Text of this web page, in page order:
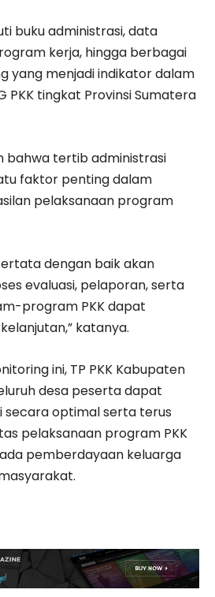
buku administrasi, data
kerja, hingga berbagai
yang menjadi indikator dalam
PKK tingkat Provinsi Sumatera
bahwa tertib administrasi
faktor penting dalam
pelaksanaan program
dengan baik akan
evaluasi, pelaporan, serta
program PKK dapat
katanya.
ini, TP PKK Kabupaten
desa peserta dapat
secara optimal serta terus
pelaksanaan program PKK
pemberdayaan keluarga